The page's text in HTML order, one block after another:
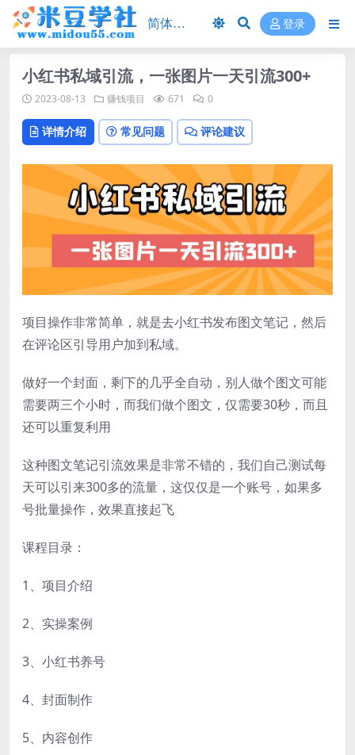
登录
小红书私域引流，一张图片一天引流300+
2023-08-13 赚钱项目 671 0
详情介绍 常见问题 评论建议
项目操作非常简单，就是去小红书发布图文笔记，然后
在评论区引导用户加到私域。
做好一个封面，剩下的几乎全自动，别人做个图文可能
需要两三个小时，而我们做个图文，仅需要30秒，而且
还可以重复利用
这种图文笔记引流效果是非常不错的，我们自己测试每
天可以引来300多的流量，这仅仅是一个账号，如果多
号批量操作，效果直接起飞
课程目录：
1、项目介绍
2、实操案例
3、小红书养号
4、封面制作
5、内容创作